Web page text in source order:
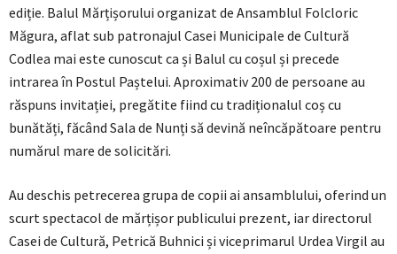
ediție. Balul Mărțișorului organizat de Ansamblul Folcloric
Măgura, aflat sub patronajul Casei Municipale de Cultură
Codlea mai este cunoscut ca și Balul cu coșul și precede
intrarea în Postul Paștelui. Aproximativ 200 de persoane au
răspuns invitației, pregătite fiind cu tradiționalul coș cu
bunătăți, făcând Sala de Nunți să devină neîncăpătoare pentru
numărul mare de solicitări.
Au deschis petrecerea grupa de copii ai ansamblului, oferind un
scurt spectacol de mărțișor publicului prezent, iar directorul
Casei de Cultură, Petrică Buhnici și viceprimarul Urdea Virgil au